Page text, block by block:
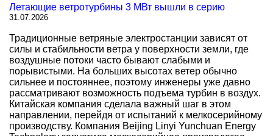
Летающие ветротурбины 3 МВт вышли в серию
31.07.2026
Традиционные ветряные электростанции зависят от
силы и стабильности ветра у поверхности земли, где
воздушные потоки часто бывают слабыми и
порывистыми. На больших высотах ветер обычно
сильнее и постояннее, поэтому инженеры уже давно
рассматривают возможность подъема турбин в воздух.
Китайская компания сделала важный шаг в этом
направлении, перейдя от испытаний к мелкосерийному
производству. Компания Beijing Linyi Yunchuan Energy